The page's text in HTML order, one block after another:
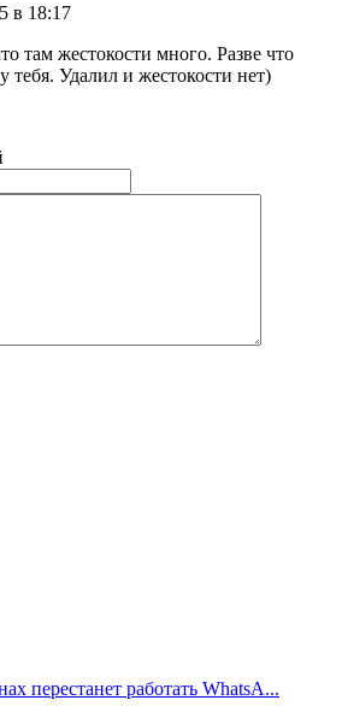
в 18:17
там жестокости много. Разве что
тебя. Удалил и жестокости нет)
перестанет работать WhatsA...